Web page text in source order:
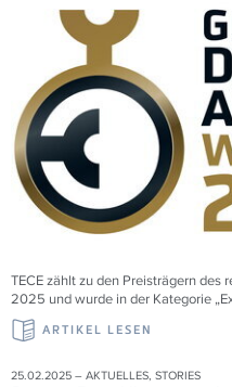
TECE zählt zu den Preisträgern
2025 und wurde in der Kategorie
ARTIKEL LESEN
25.02.2025 – AKTUELLES, STORIES